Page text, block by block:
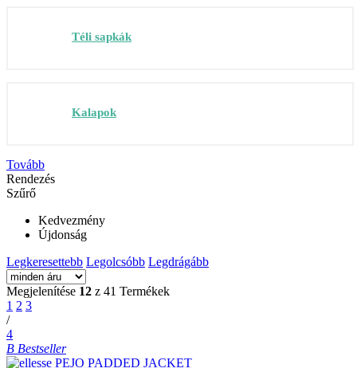
Téli sapkák
Kalapok
Tovább
Rendezés
Szűrő
Kedvezmény
Újdonság
Legkeresettebb Legolcsóbb Legdrágább
Megjelenítése 12 z 41 Termékek
1 2 3
/
4
B Bestseller